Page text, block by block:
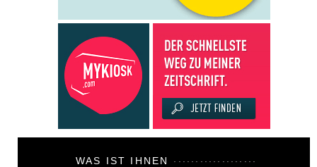
WAS IST IHNEN